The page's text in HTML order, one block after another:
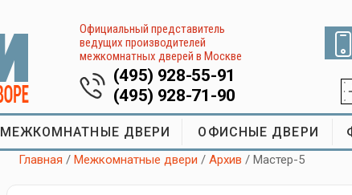
Официальный представитель
ведущих производителей
межкомнатных дверей в Москве
(495) 928-55-91
(495) 928-71-90
МЕЖКОМНАТНЫЕ ДВЕРИ ОФИСНЫЕ ДВЕРИ
Главная /Межкомнатные двери /Архив / Мастер-5